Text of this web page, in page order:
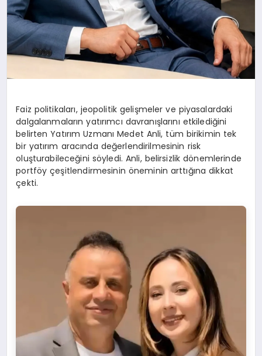
Faiz politikaları, jeopolitik gelişmeler ve piyasalardaki
dalgalanmaların yatırımcı davranışlarını etkilediğini
belirten Yatırım Uzmanı Medet Anli, tüm birikimin tek
bir yatırım aracında değerlendirilmesinin risk
oluşturabileceğini söyledi. Anli, belirsizlik dönemlerinde
portföy çeşitlendirmesinin öneminin arttığına dikkat
çekti.